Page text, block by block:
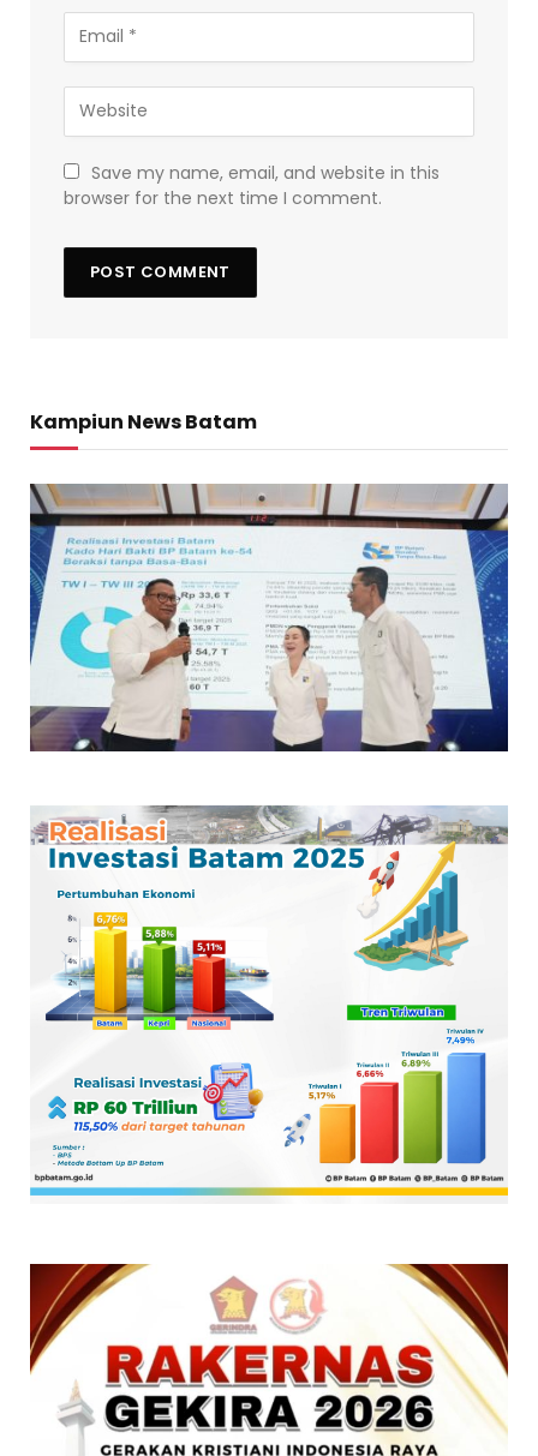
Save my name, email, and website in this
browser for the next time I comment.
Kampiun News Batam